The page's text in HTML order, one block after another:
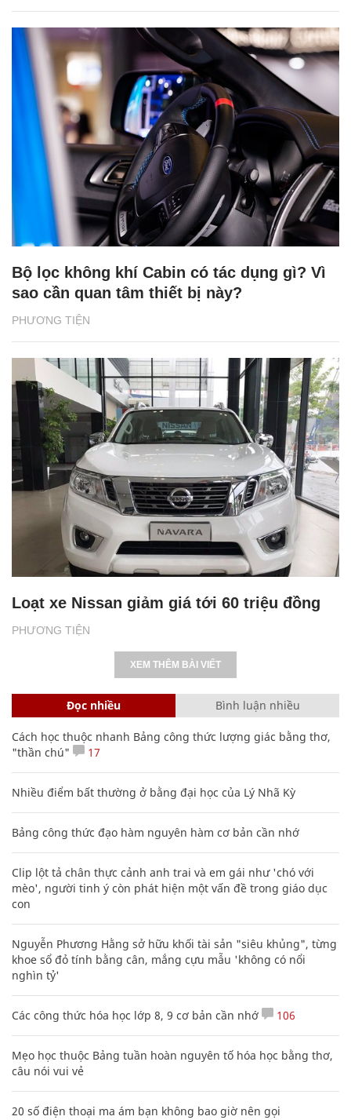
PHƯƠNG TIỆN
Bộ lọc không khí Cabin có tác dụng gì? Vì
sao cần quan tâm thiết bị này?
PHƯƠNG TIỆN
Loạt xe Nissan giảm giá tới 60 triệu đồng
XEM THÊM BÀI VIẾT
Đọc nhiều Bình luận nhiều
Cách học thuộc nhanh Bảng công thức lượng giác bằng thơ,
"thần chú"
17
Nhiều điểm bất thường ở bằng đại học của Lý Nhã Kỳ
Bảng công thức đạo hàm nguyên hàm cơ bản cần nhớ
Clip lột tả chân thực cảnh anh trai và em gái như 'chó với
mèo', người tinh ý còn phát hiện một vấn đề trong giáo dục
con
Nguyễn Phương Hằng sở hữu khối tài sản "siêu khủng", từng
khoe sổ đỏ tính bằng cân, mắng cựu mẫu 'không có nổi
nghìn tỷ'
Các công thức hóa học lớp 8, 9 cơ bản cần nhớ 106
Mẹo học thuộc Bảng tuần hoàn nguyên tố hóa học bằng thơ,
câu nói vui vẻ
20 số điện thoại ma ám bạn không bao giờ nên gọi